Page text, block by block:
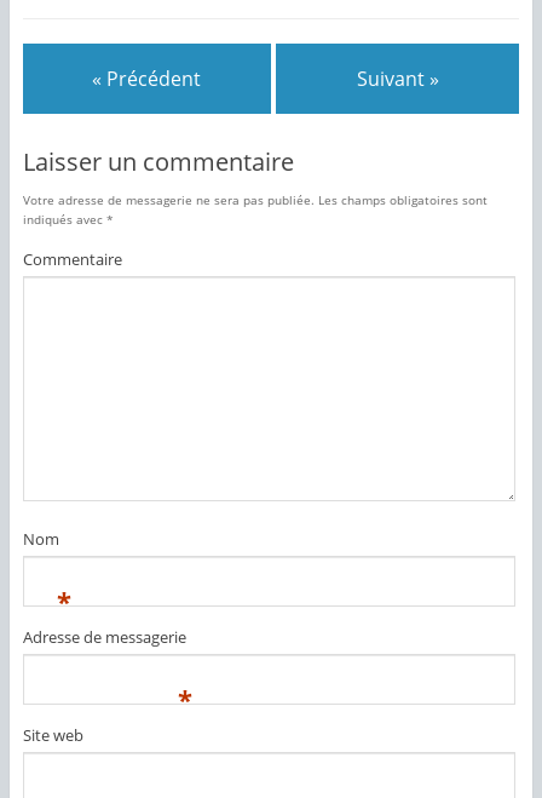
« Précédent Suivant »
Laisser un commentaire
Votre adresse de messagerie ne sera pas publiée. Les champs obligatoires sont
indiqués avec *
Commentaire
Nom
*
Adresse de messagerie
*
Site web